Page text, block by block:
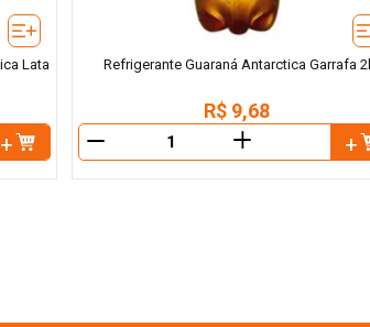
Lata
Refrigerante Guaraná Antarctica Garrafa 2l
R$ 9,68
＋